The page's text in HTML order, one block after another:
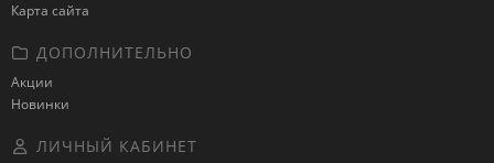
Карта сайта
ДОПОЛНИТЕЛЬНО
Акции
Новинки
ЛИЧНЫЙ КАБИНЕТ